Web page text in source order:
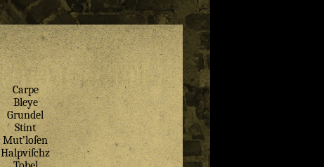
Carpe
Bleye
Grundel
Stint
Mut’loſen
Halpviſchz